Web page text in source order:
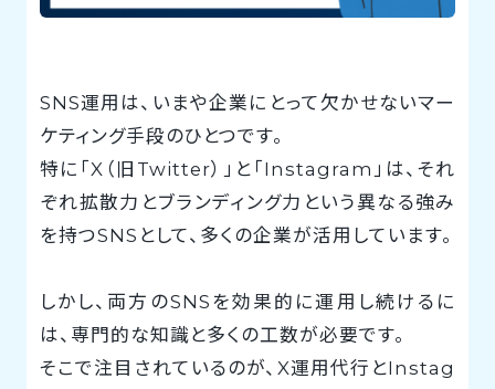
SNS運用は、いまや企業にとって欠かせないマー
ケティング手段のひとつです。
特に「X（旧Twitter）」と「Instagram」は、それ
ぞれ拡散力とブランディング力という異なる強み
を持つSNSとして、多くの企業が活用しています。
しかし、両方のSNSを効果的に運用し続けるに
は、専門的な知識と多くの工数が必要です。
そこで注目されているのが、X運用代行とInstag